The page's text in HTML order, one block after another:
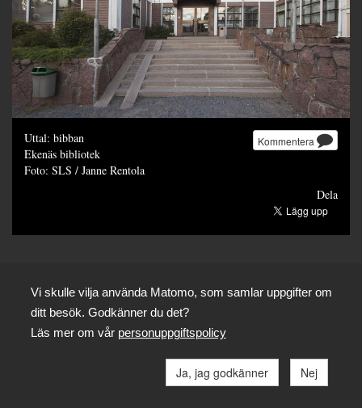
Kommentera
Uttal: bibban
Ekenäs bibliotek
Foto: SLS / Janne Rentola
Dela
Vi skulle vilja använda Matomo, som samlar uppgifter om
ditt besök. Godkänner du det?
Läs mer om vår personuppgiftspolicy
Ja, jag godkänner Nej